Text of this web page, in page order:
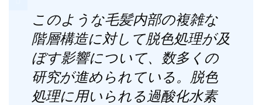
このような毛髪内部の複雑な
階層構造に対して脱色処理が及
ぼす影響について、数多くの
研究が進められている。脱色
処理に用いられる過酸化水素